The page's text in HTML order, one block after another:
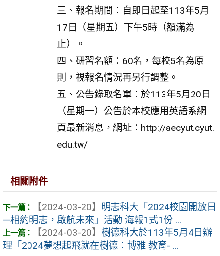
三、報名期間：自即日起至113年5月
17日（星期五）下午5時（額滿為
止）。
四、研習名額：60名，每校5名為原
則，視報名情況再另行調整。
五、公告錄取名單：於113年5月20日
（星期一）公告於本校應用英語系網
頁最新消息，網址：http://aecyut.cyut.
edu.tw/
相關附件
【2024-03-20】 明志科大「2024校園開放日
—相約明志，啟航未來」活動 海報1式1份 ...
【2024-03-20】 樹德科大於113年5月4日辦
理「2024夢想起飛就在樹德：博雅 教育- ...